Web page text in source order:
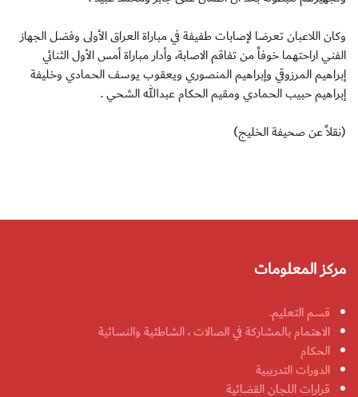
وكان اللاعبان تعرضا لإصابات طفيفة في مباراة العراق الأولى وفضل الجهاز
الفني اراحتهما خوفاً من تفاقم الاصابة، وأدار مباراة أمس الأول الثنائي
إبراهيم المرزوقي وإبراهيم المنصوري ويعقوب يوسف الحمادي وخليفة
إبراهيم حبيب الحمادي ومقيم الحكام عبدالله الشحي .
(نقلاً عن صحيفة الخليج)
مركز المعلومات
قسم التعليم.
الاهتمام بالمشاركة في الصالات ، الشاطئية والنسائية
الحكام
الدورات التدريبية
قرارات اللجان القضائية